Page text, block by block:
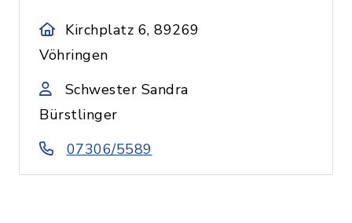
Kirchplatz 6, 89269
Vöhringen
Schwester Sandra
Bürstlinger
07306/5589